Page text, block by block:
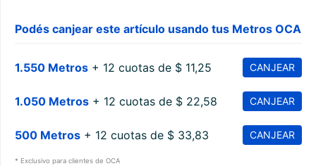
Podés canjear este artículo usando tus Metros OCA
1.550 Metros + 12 cuotas de $ 11,25 CANJEAR
1.050 Metros + 12 cuotas de $ 22,58 CANJEAR
500 Metros + 12 cuotas de $ 33,83 CANJEAR
* Exclusivo para clientes de OCA